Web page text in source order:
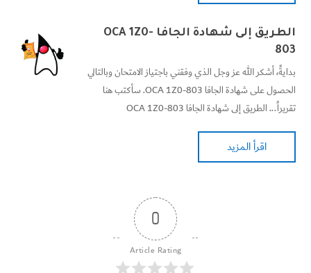
الطريق إلى شهادة الجافا OCA 1Z0-
803
بدايةً، أشكر الله عز وجل الذي وفقني باجتياز الامتحان وبالتالي
الحصول على شهادة الجافا OCA 1Z0-803. سأكتب هنا
تقريراً... الطريق إلى شهادة الجافا OCA 1Z0-803
اقرأ المزيد
0
Article Rating